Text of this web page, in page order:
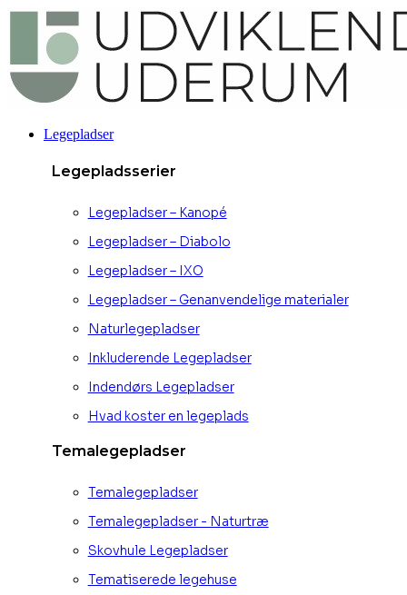
Videre
indhold
Legepladser
Legepladsserier
Legepladser – Kanopé
Legepladser – Diabolo
Legepladser – IXO
Legepladser – Genanvendelige materialer
Naturlegepladser
Inkluderende Legepladser
Indendørs Legepladser
Hvad koster en legeplads
Temalegepladser
Temalegepladser
Temalegepladser - Naturtræ
Skovhule Legepladser
Tematiserede legehuse